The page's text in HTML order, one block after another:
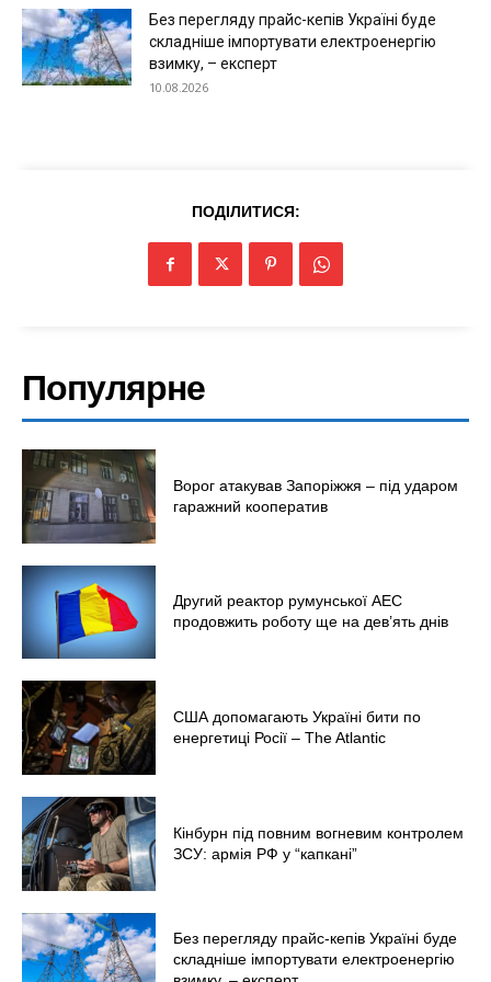
Меню
Економіка
Світ
Технології
Війна
Без перегляду прайс-кепів Україні буде
складніше імпортувати електроенергію
взимку, – експерт
10.08.2026
ПОДІЛИТИСЯ:
Популярне
Ворог атакував Запоріжжя – під ударом
гаражний кооператив
Другий реактор румунської АЕС
продовжить роботу ще на дев’ять днів
США допомагають Україні бити по
енергетиці Росії – The Atlantic
Кінбурн під повним вогневим контролем
ЗСУ: армія РФ у “капкані”
Без перегляду прайс-кепів Україні буде
складніше імпортувати електроенергію